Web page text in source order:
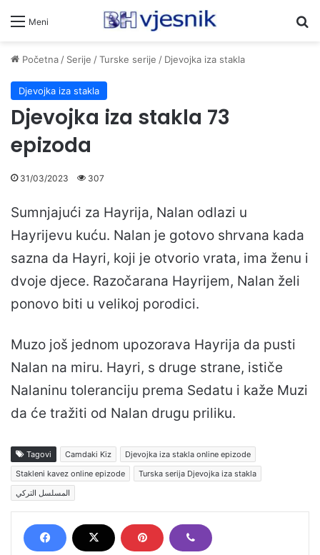
Meni
Početna/ Serije /Turske serije / Djevojka iza stakla
Djevojka iza stakla
Djevojka iza stakla 73
epizoda
31/03/2023 307
Sumnjajući za Hayrija, Nalan odlazi u
Hayrijevu kuću. Nalan je gotovo shrvana kada
sazna da Hayri, koji je otvorio vrata, ima ženu i
dvoje djece. Razočarana Hayrijem, Nalan želi
ponovo biti u velikoj porodici.
Muzo još jednom upozorava Hayrija da pusti
Nalan na miru. Hayri, s druge strane, ističe
Nalaninu toleranciju prema Sedatu i kaže Muzi
da će tražiti od Nalan drugu priliku.
Tagovi Camdaki Kiz
Djevojka iza stakla online epizode
Stakleni kavez online epizode
Turska serija Djevojka iza stakla
المسلسل التركي